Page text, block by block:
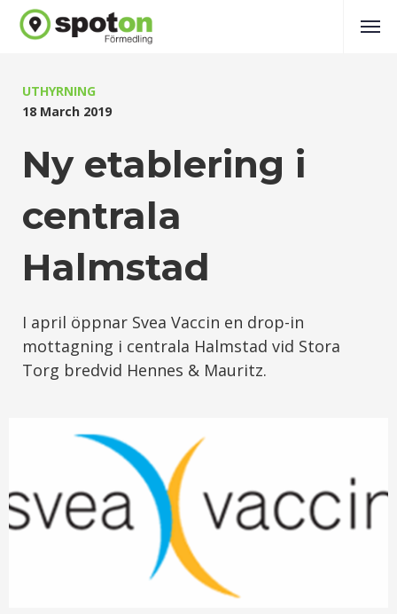
UTHYRNING
18 March 2019
Ny etablering i
centrala
Halmstad
I april öppnar Svea Vaccin en drop-in
mottagning i centrala Halmstad vid Stora
Torg bredvid Hennes & Mauritz.